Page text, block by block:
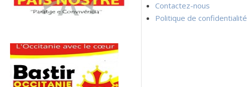
Contactez-nous
Politique de confidentialité